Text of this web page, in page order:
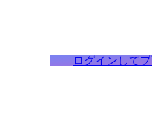
ログインして